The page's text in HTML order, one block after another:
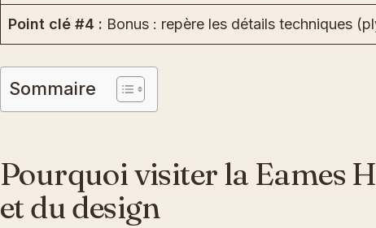
Point clé #4 : Bonus : repère les détails techniques
Sommaire
Pourquoi visiter la Eames
et du design